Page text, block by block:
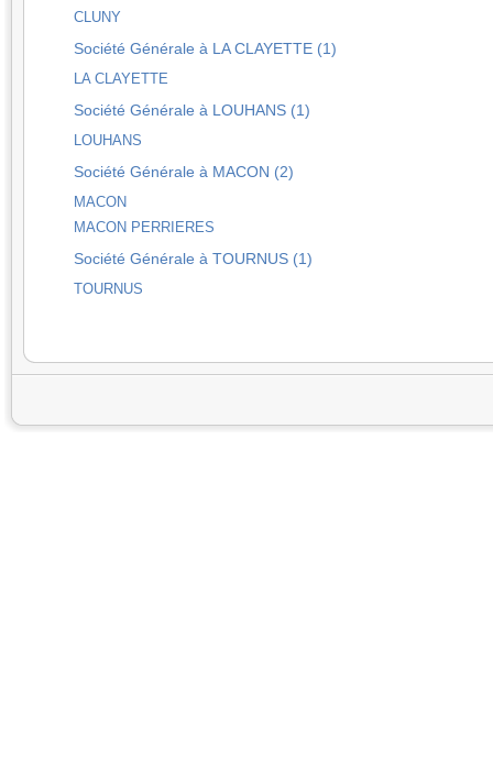
CLUNY
Société Générale à LA CLAYETTE (1)
LA CLAYETTE
Société Générale à LOUHANS (1)
LOUHANS
Société Générale à MACON (2)
MACON
MACON PERRIERES
Société Générale à TOURNUS (1)
TOURNUS